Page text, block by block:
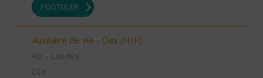
POSTULER
Auxiliaire de vie - Dax (H/F)
40 - Landes
CDI